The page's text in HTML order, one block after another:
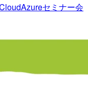
Azureセミナー会